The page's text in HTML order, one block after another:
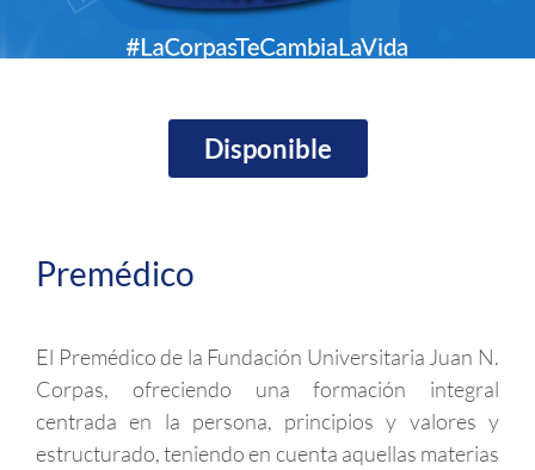
Disponible
Premédico
El Premédico de la Fundación Universitaria Juan N.
Corpas, ofreciendo una formación integral
centrada en la persona, principios y valores y
estructurado, teniendo en cuenta aquellas materias